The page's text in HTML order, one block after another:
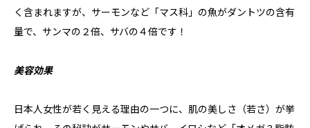
く含まれますが、サーモンなど「マス科」の魚がダントツの含有
量で、サンマの２倍、サバの４倍です！
美容効果
日本人女性が若く見える理由の一つに、肌の美しさ（若さ）が挙